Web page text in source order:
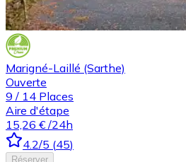
Marigné-Laillé (Sarthe)
Ouverte
9 / 14 Places
Aire d'étape
15,26 € /24h
4.2/5 (45)
Réserver